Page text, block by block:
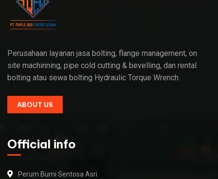
Perusahaan layanan jasa bolting, flange management, on
site machinning, pipe cold cutting & bevelling, dan rental
bolting atau sewa bolting Hydraulic Torque Wrench.
ABOUT US
Official info
Perum Bumi Sentosa Asri